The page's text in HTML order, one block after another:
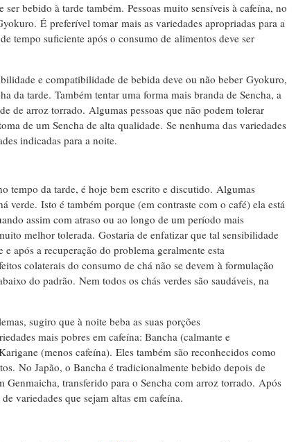
ser bebido à tarde também. Pessoas muito sensíveis à cafeína, no
É preferível tomar mais as variedades apropriadas para a
tempo suficiente após o consumo de alimentos deve ser
e compatibilidade de bebida deve ou não beber Gyokuro,
da tarde. Também tentar uma forma mais branda de Sencha, a
de arroz torrado. Algumas pessoas que não podem tolerar
de um Sencha de alta qualidade. Se nenhuma das variedades
indicadas para a noite.
tempo da tarde, é hoje bem escrito e discutido. Algumas
verde. Isto é também porque (em contraste com o café) ela está
assim com atraso ou ao longo de um período mais
melhor tolerada. Gostaria de enfatizar que tal sensibilidade
após a recuperação do problema geralmente esta
colaterais do consumo de chá não se devem à formulação
do padrão. Nem todos os chás verdes são saudáveis, na
sugiro que à noite beba as suas porções
mais pobres em cafeína: Bancha (calmante e
(menos cafeína). Eles também são reconhecidos como
No Japão, o Bancha é tradicionalmente bebido depois de
Genmaicha, transferido para o Sencha com arroz torrado. Após
variedades que sejam altas em cafeína.